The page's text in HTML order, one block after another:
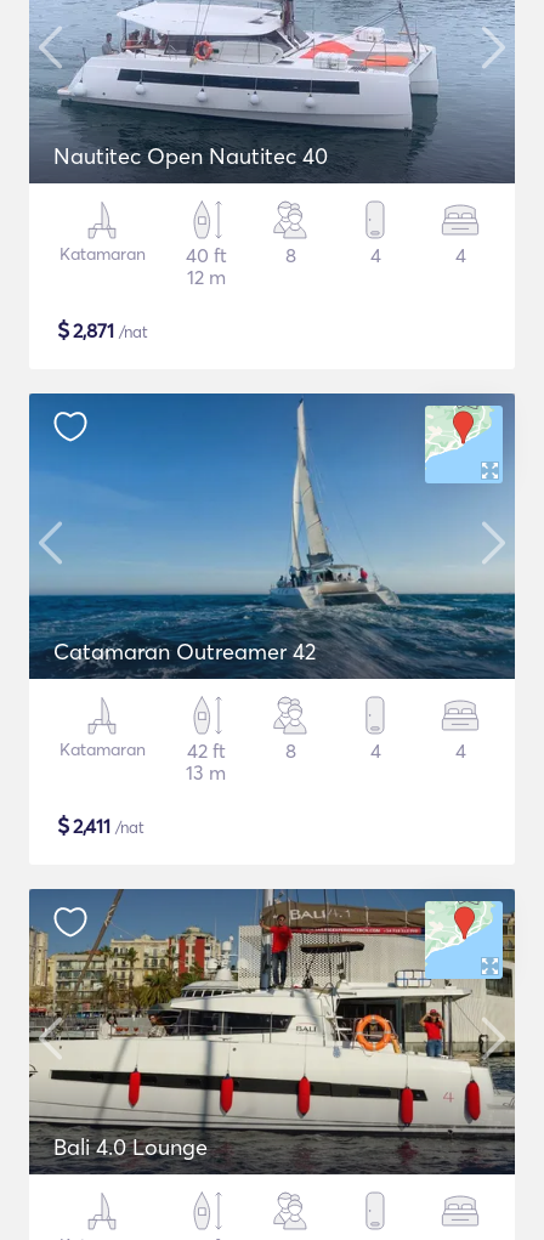
Nautitec Open Nautitec 40
Katamaran
40 ft
12 m
8 4 4
$2,871 /nat
Catamaran Outreamer 42
Katamaran
42 ft
13 m
8 4 4
$2,411 /nat
Bali 4.0 Lounge